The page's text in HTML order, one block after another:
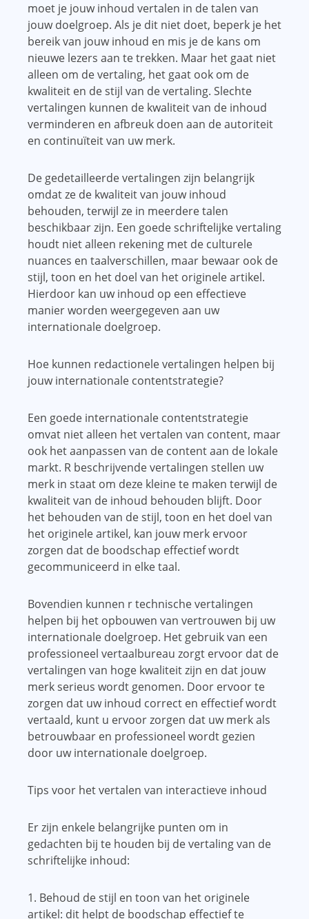
moet je jouw inhoud vertalen in de talen van
jouw doelgroep. Als je dit niet doet, beperk je het
bereik van jouw inhoud en mis je de kans om
nieuwe lezers aan te trekken. Maar het gaat niet
alleen om de vertaling, het gaat ook om de
kwaliteit en de stijl van de vertaling. Slechte
vertalingen kunnen de kwaliteit van de inhoud
verminderen en afbreuk doen aan de autoriteit
en continuïteit van uw merk.
De gedetailleerde vertalingen zijn belangrijk
omdat ze de kwaliteit van jouw inhoud
behouden, terwijl ze in meerdere talen
beschikbaar zijn. Een goede schriftelijke vertaling
houdt niet alleen rekening met de culturele
nuances en taalverschillen, maar bewaar ook de
stijl, toon en het doel van het originele artikel.
Hierdoor kan uw inhoud op een effectieve
manier worden weergegeven aan uw
internationale doelgroep.
Hoe kunnen redactionele vertalingen helpen bij
jouw internationale contentstrategie?
Een goede internationale contentstrategie
omvat niet alleen het vertalen van content, maar
ook het aanpassen van de content aan de lokale
markt. R beschrijvende vertalingen stellen uw
merk in staat om deze kleine te maken terwijl de
kwaliteit van de inhoud behouden blijft. Door
het behouden van de stijl, toon en het doel van
het originele artikel, kan jouw merk ervoor
zorgen dat de boodschap effectief wordt
gecommuniceerd in elke taal.
Bovendien kunnen r technische vertalingen
helpen bij het opbouwen van vertrouwen bij uw
internationale doelgroep. Het gebruik van een
professioneel vertaalbureau zorgt ervoor dat de
vertalingen van hoge kwaliteit zijn en dat jouw
merk serieus wordt genomen. Door ervoor te
zorgen dat uw inhoud correct en effectief wordt
vertaald, kunt u ervoor zorgen dat uw merk als
betrouwbaar en professioneel wordt gezien
door uw internationale doelgroep.
Tips voor het vertalen van interactieve inhoud
Er zijn enkele belangrijke punten om in
gedachten bij te houden bij de vertaling van de
schriftelijke inhoud:
1. Behoud de stijl en toon van het originele
artikel: dit helpt de boodschap effectief te